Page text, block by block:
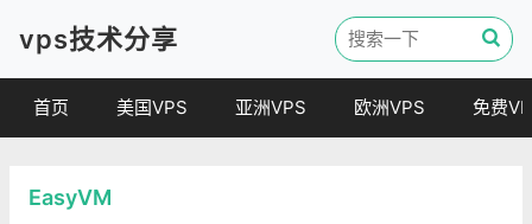
vps技术分享
首页 美国VPS 亚洲VPS 欧洲VPS 免费
EasyVM